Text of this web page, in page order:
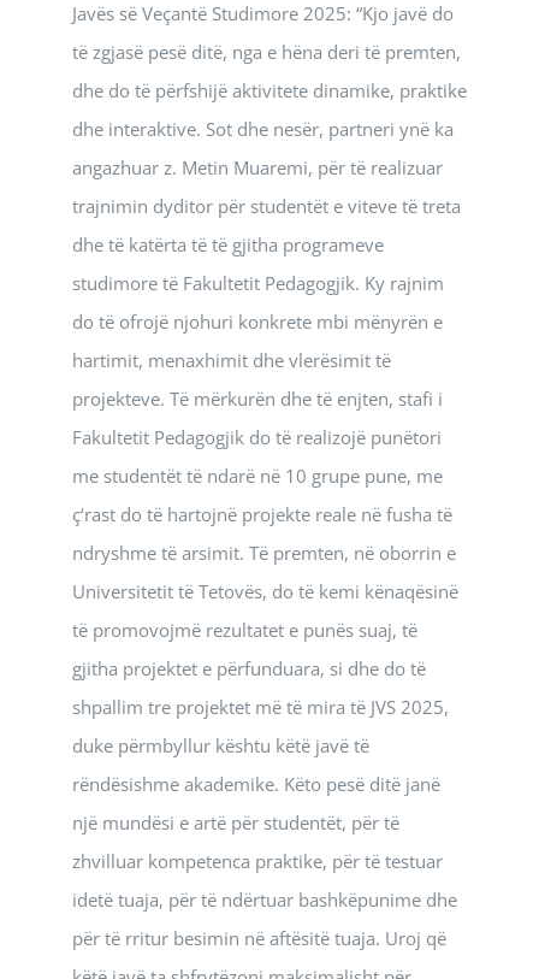
Javës së Veçantë Studimore 2025: “Kjo javë do
të zgjasë pesë ditë, nga e hëna deri të premten,
dhe do të përfshijë aktivitete dinamike, praktike
dhe interaktive. Sot dhe nesër, partneri ynë ka
angazhuar z. Metin Muaremi, për të realizuar
trajnimin dyditor për studentët e viteve të treta
dhe të katërta të të gjitha programeve
studimore të Fakultetit Pedagogjik. Ky rajnim
do të ofrojë njohuri konkrete mbi mënyrën e
hartimit, menaxhimit dhe vlerësimit të
projekteve. Të mërkurën dhe të enjten, stafi i
Fakultetit Pedagogjik do të realizojë punëtori
me studentët të ndarë në 10 grupe pune, me
ç‘rast do të hartojnë projekte reale në fusha të
ndryshme të arsimit. Të premten, në oborrin e
Universitetit të Tetovës, do të kemi kënaqësinë
të promovojmë rezultatet e punës suaj, të
gjitha projektet e përfunduara, si dhe do të
shpallim tre projektet më të mira të JVS 2025,
duke përmbyllur kështu këtë javë të
rëndësishme akademike. Këto pesë ditë janë
një mundësi e artë për studentët, për të
zhvilluar kompetenca praktike, për të testuar
idetë tuaja, për të ndërtuar bashkëpunime dhe
për të rritur besimin në aftësitë tuaja. Uroj që